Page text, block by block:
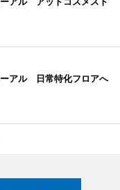
アル 日常特化フロアへ